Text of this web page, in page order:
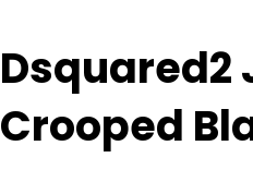
Dsquared2
Crooped